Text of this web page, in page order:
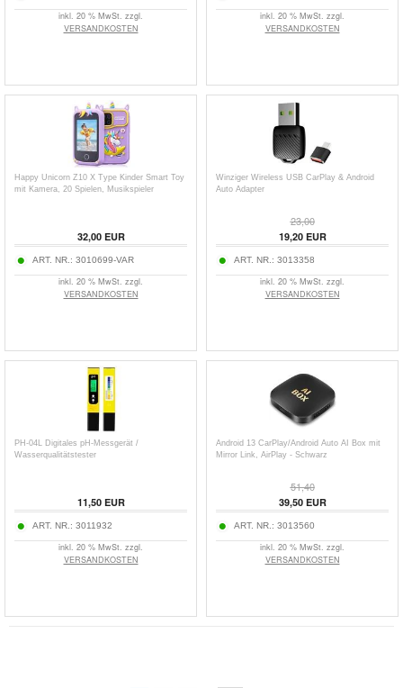
inkl. 20 % MwSt. zzgl.
VERSANDKOSTEN
inkl. 20 % MwSt. zzgl.
VERSANDKOSTEN
Happy Unicorn Z10 X Type Kinder Smart Toy
mit Kamera, 20 Spielen, Musikspieler
32,00EUR
ART. NR.: 3010699-VAR
inkl. 20 % MwSt. zzgl.
VERSANDKOSTEN
Winziger Wireless USB CarPlay & Android
Auto Adapter
23,00
19,20EUR
ART. NR.: 3013358
inkl. 20 % MwSt. zzgl.
VERSANDKOSTEN
PH-04L Digitales pH-Messgerät /
Wasserqualitätstester
11,50EUR
ART. NR.: 3011932
inkl. 20 % MwSt. zzgl.
VERSANDKOSTEN
Android 13 CarPlay/Android Auto AI Box mit
Mirror Link, AirPlay - Schwarz
51,40
39,50EUR
ART. NR.: 3013560
inkl. 20 % MwSt. zzgl.
VERSANDKOSTEN